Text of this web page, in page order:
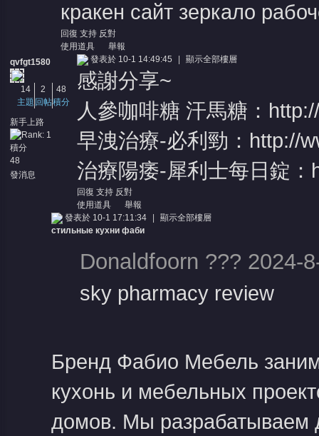
кракен сайт зеркало
回復 支持 反對
使用道具
舉報
qvfgt1580
14
主題
2
回帖
48
積分
新手上路
積分
48
發消息
發表於 10-1 14:49:45 顯示全部樓層
感謝分享~
人參咖啡糖 汗馬糖：
早洩治療-必利勁： http://
治療陽痿-犀利士每日錠：
回復 支持 反對
使用道具
舉報
發表於 10-1 17:11:34
顯示全部樓層
стильные кухни фаби
Donaldfoorn ??? 2024-
sky pharmacy review
Бренд Фабио Мебель
кухонь и мебельных
домов. Мы разрабатываем